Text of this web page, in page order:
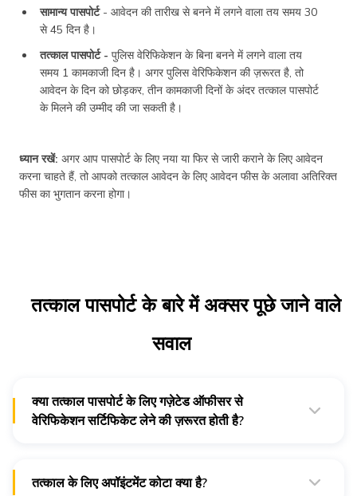
सामान्य पासपोर्ट - आवेदन की तारीख से बनने में लगने वाला तय समय 30
से 45 दिन है।
तत्काल पासपोर्ट - पुलिस वेरिफिकेशन के बिना बनने में लगने वाला तय
समय 1 कामकाजी दिन है। अगर पुलिस वेरिफिकेशन की ज़रूरत है, तो
आवेदन के दिन को छोड़कर, तीन कामकाजी दिनों के अंदर तत्काल पासपोर्ट
के मिलने की उम्मीद की जा सकती है।
ध्यान रखें: अगर आप पासपोर्ट के लिए नया या फिर से जारी कराने के लिए आवेदन
करना चाहते हैं, तो आपको तत्काल आवेदन के लिए आवेदन फीस के अलावा अतिरिक्त
फीस का भुगतान करना होगा।
तत्काल पासपोर्ट के बारे में अक्सर पूछे जाने वाले
सवाल
क्या तत्काल पासपोर्ट के लिए गज़ेटेड ऑफीसर से
वेरिफिकेशन सर्टिफिकेट लेने की ज़रूरत होती है?
तत्काल के लिए अपॉइंटमेंट कोटा क्या है?